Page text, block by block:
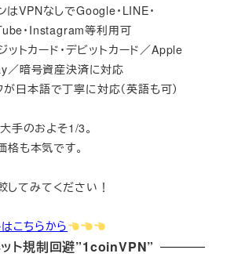
はVPNなしでGoogle・LINE・
・Instagram等利用可
ットカード・デビットカード／Apple
／暗号資産決済に対応
日本語で丁寧に対応（英語も可）
手のおよそ1/3。
格も本気です。
してみてください！
こちらから
ト規制回避”1coinVPN”